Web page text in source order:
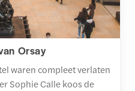
Orsay
waren compleet verlaten
Sophie Calle koos de